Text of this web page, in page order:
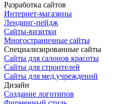
Разработка сайтов
Интернет-магазины
Лендинг-пейдж
Сайты-визитки
Многостраничные сайты
Специализированные сайты
Сайты для салонов красоты
Сайты для строителей
Сайты для мед.учреждений
Дизайн
Создание логотипов